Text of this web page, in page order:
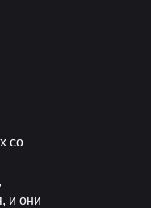
со
и они